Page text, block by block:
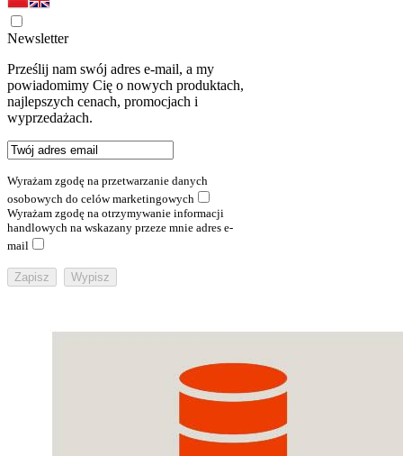
Newsletter
Prześlij nam swój adres e-mail, a my
powiadomimy Cię o nowych produktach,
najlepszych cenach, promocjach i
wyprzedażach.
Wyrażam zgodę na przetwarzanie danych
osobowych do celów marketingowych
Wyrażam zgodę na otrzymywanie informacji
handlowych na wskazany przeze mnie adres e-
mail